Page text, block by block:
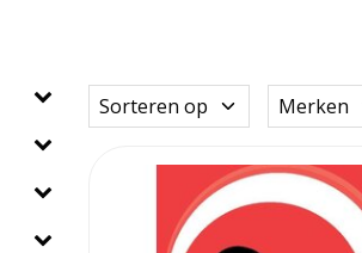
Sorteren op Merken